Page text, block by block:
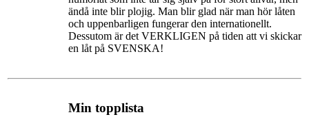
ändå inte blir plojig. Man blir glad när man hör låten
och uppenbarligen fungerar den internationellt.
Dessutom är det VERKLIGEN på tiden att vi skickar
en låt på SVENSKA!
Min topplista